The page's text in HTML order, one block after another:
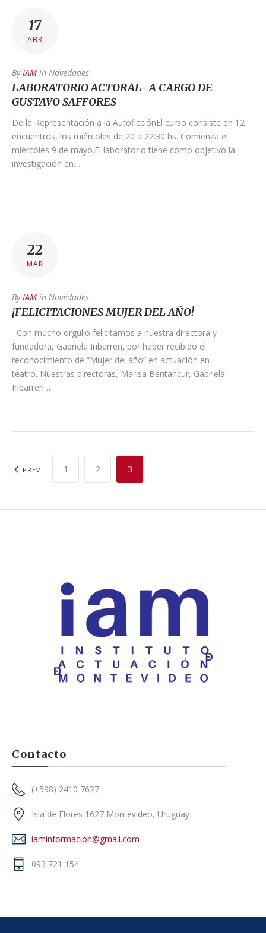
17
ABR
ByIAM in Novedades
LABORATORIO ACTORAL- A CARGO DE
GUSTAVO SAFFORES
De la Representación a la AutoficciónEl curso consiste en 12
encuentros, los miércoles de 20 a 22:30 hs. Comienza el
miércoles 9 de mayo.El laboratorio tiene como objetivo la
investigación en…
22
MAR
ByIAM in Novedades
¡FELICITACIONES MUJER DEL AÑO!
Con mucho orgullo felicitamos a nuestra directora y
fundadora, Gabriela Iribarren, por haber recibido el
reconocimiento de “Mujer del año” en actuación en
teatro. Nuestras directoras, Marisa Bentancur, Gabriela
Iribarren…
PREV 1 2 3
Contacto
(+598) 2410 7627
Isla de Flores 1627 Montevideo, Uruguay
iaminformacion@gmail.com
093 721 154